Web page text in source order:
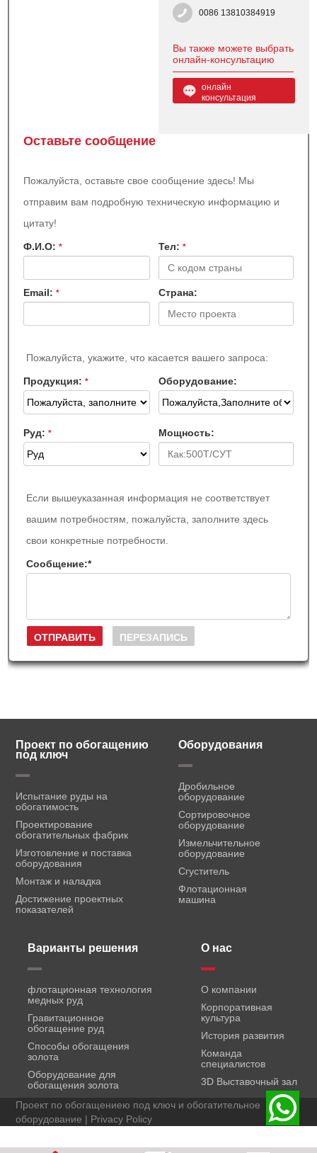
0086 13810384919
Вы также можете выбрать
онлайн-консультацию
онлайн
консультация
Оставьте сообщение
Пожалуйста, оставьте свое сообщение здесь! Мы
отправим вам подробную техническую информацию и
цитату!
Ф.И.О:* Teл: *
Email:* Страна:
Пожалуйста, укажите, что касается вашего запроса:
Продукция:* Оборудование:
Руд:* Мощность:
Если вышеуказанная информация не соответствует
вашим потребностям, пожалуйста, заполните здесь
свои конкретные потребности.
Сообщение:*
Проект по обогащению
под ключ
Испытание руды на
обогатимость
Проектирование
обогатительных фабрик
Изготовление и поставка
оборудования
Монтаж и наладка
Достижение проектных
показателей
Оборудования
Дробильное
оборудование
Сортировочное
оборудование
Измельчительное
оборудование
Сгуститель
Флотационная
машина
Варианты решения
флотационная технология
медных руд
Гравитационное
обогащение руд
Способы обогащения
золота
Оборудование для
обогащения золота
О нас
О компании
Корпоративная
культура
История развития
Команда
специалистов
3D Выставочный зал
Проект по обогащениею под ключ и обогатительное
оборудование | Privacy Policy